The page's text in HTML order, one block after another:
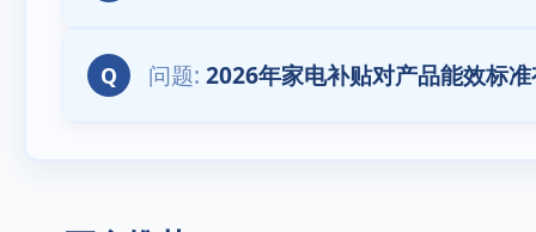
Q 2026年家电补贴对产品能效标